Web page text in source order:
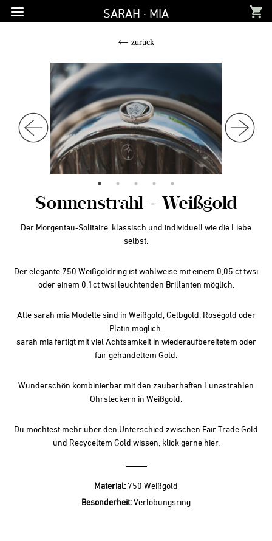
Zur
Hauptnavigation
Zum
Inhalt
Zur
Fußzeile
SARAH · MIA
zurück
Sonnenstrahl – Weißgold
Der Morgentau-Solitaire, klassisch und individuell wie die Liebe
selbst.
Der elegante 750 Weißgoldring ist wahlweise mit einem 0,05 ct twsi
oder einem 0,1ct twsi leuchtenden Brillanten möglich.
Alle sarah mia Modelle sind in Weißgold, Gelbgold, Roségold oder
Platin möglich.
sarah mia fertigt mit viel Achtsamkeit in wiederaufbereitetem oder
fair gehandeltem Gold.
Wunderschön kombinierbar mit den zauberhaften Lunastrahlen
Ohrsteckern in Weißgold.
Du möchtest mehr über den Unterschied zwischen Fair Trade Gold
und Recyceltem Gold wissen, klick gernehier.
Material: 750 Weißgold
Besonderheit:Verlobungsring